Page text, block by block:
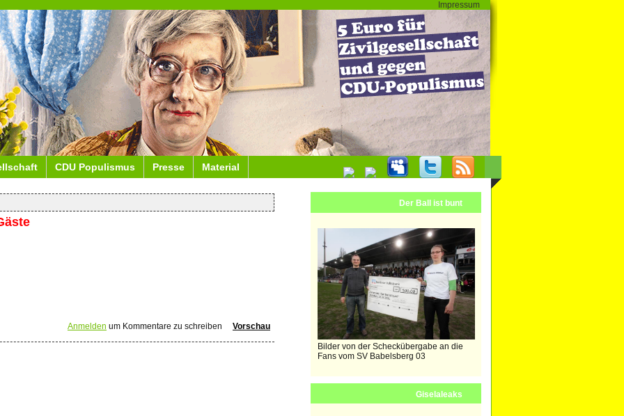
Impressum
CDU Populismus Presse Material
Anmelden um Kommentare zu schreiben Vorschau
Der Ball ist bunt
Bilder von der Scheckübergabe an die
Fans vom SV Babelsberg 03
Giselaleaks